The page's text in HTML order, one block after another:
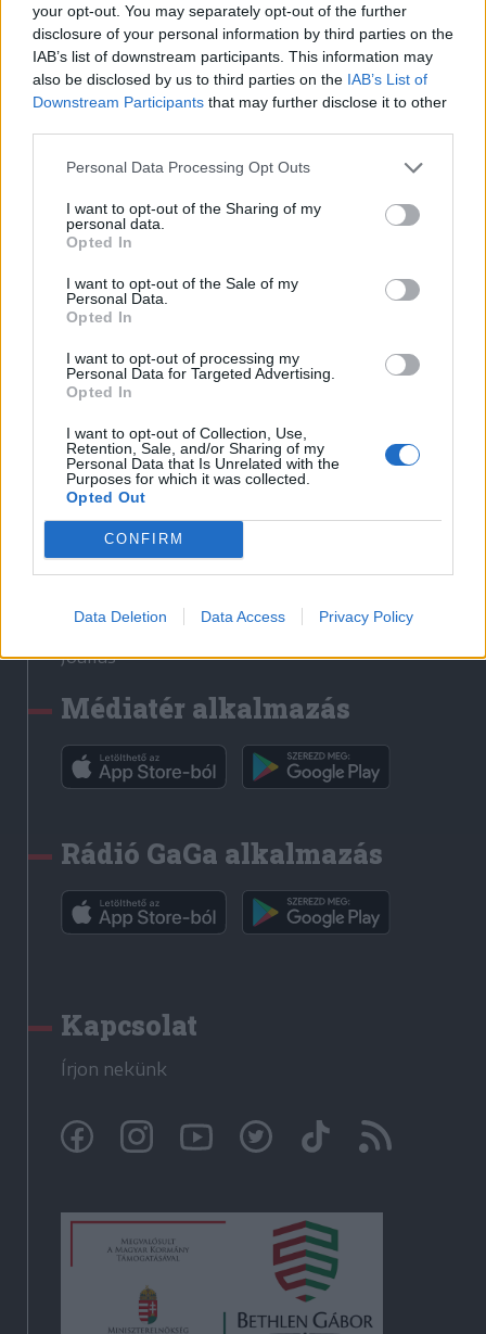
your opt-out. You may separately opt-out of the further
disclosure of your personal information by third parties on the
IAB’s list of downstream participants. This information may
also be disclosed by us to third parties on the IAB’s List of
Downstream Participants that may further disclose it to other
Personal Data Processing Opt Outs
I want to opt-out of the Sharing of my
personal data.
Opted In
I want to opt-out of the Sale of my
Personal Data.
Opted In
I want to opt-out of processing my
Personal Data for Targeted Advertising.
Opted In
I want to opt-out of Collection, Use,
Retention, Sale, and/or Sharing of my
Personal Data that Is Unrelated with the
Purposes for which it was collected.
Opted Out
CONFIRM
Data Deletion Data Access Privacy Policy
Szerzői jogok
Adatvédelmi tájékoztató
Cookie-kezelési tájékoztató
Hozzászólási szabályzat
Nyomtatott lapjaink archívuma
Székely Hírmondó archívuma
Sütibeállítások
Médiatér
Liget
Krónika
Bihari Napló
Erdélyi Napló
Főtér
Rádió GaGa
Jóállás
Médiatér alkalmazás
Rádió GaGa alkalmazás
Kapcsolat
Írjon nekünk